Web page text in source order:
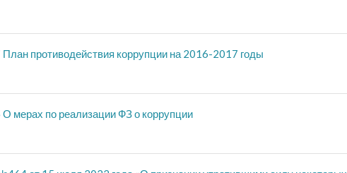
противодействия коррупции на 2016-2017 годы
мерах по реализации ФЗ о коррупции